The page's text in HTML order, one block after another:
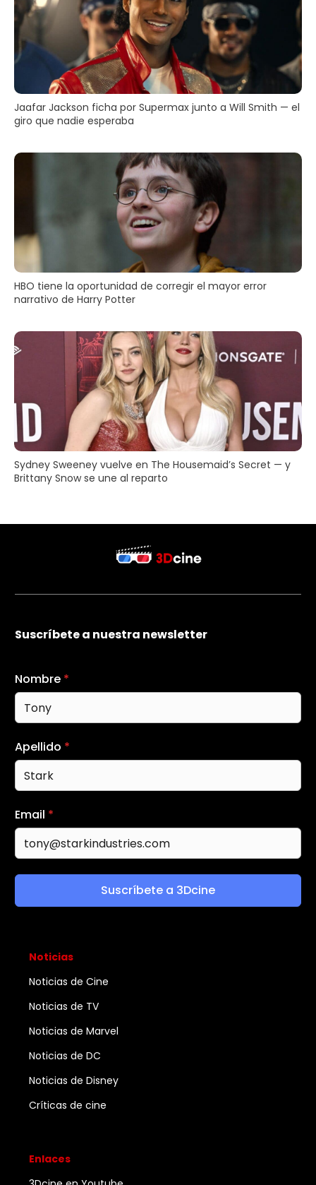
Jaafar Jackson ficha por Supermax junto a Will Smith — el
giro que nadie esperaba
HBO tiene la oportunidad de corregir el mayor error
narrativo de Harry Potter
Sydney Sweeney vuelve en The Housemaid’s Secret — y
Brittany Snow se une al reparto
Suscríbete a nuestra newsletter
Nombre *
Apellido *
Email *
Suscríbete a 3Dcine
Noticias
Noticias de Cine
Noticias de TV
Noticias de Marvel
Noticias de DC
Noticias de Disney
Críticas de cine
Enlaces